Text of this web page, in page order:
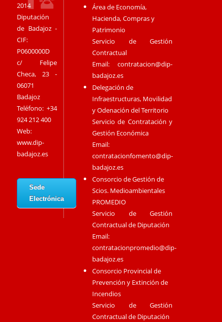
2014
Diputación
de Badajoz -
CIF:
P0600000D
c/ Felipe
Checa, 23 -
06071
Badajoz
Teléfono: +34
924 212 400
Web:
www.dip-
badajoz.es
Sede
Electrónica
Área de Economía,
Hacienda, Compras y
Patrimonio
Servicio de Gestión
Contractual
Email:contratacion@dip-
badajoz.es
Delegación de
Infraestructuras, Movilidad
y Odenación del Territorio
Servicio de Contratación y
Gestión Económica
Email:
contratacionfomento@dip-
badajoz.es
Consorcio de Gestión de
Scios. Medioambientales
PROMEDIO
Servicio de Gestión
Contractual de Diputación
Email:
contratacionpromedio@dip-
badajoz.es
Consorcio Provincial de
Prevención y Extinción de
Incendios
Servicio de Gestión
Contractual de Diputación